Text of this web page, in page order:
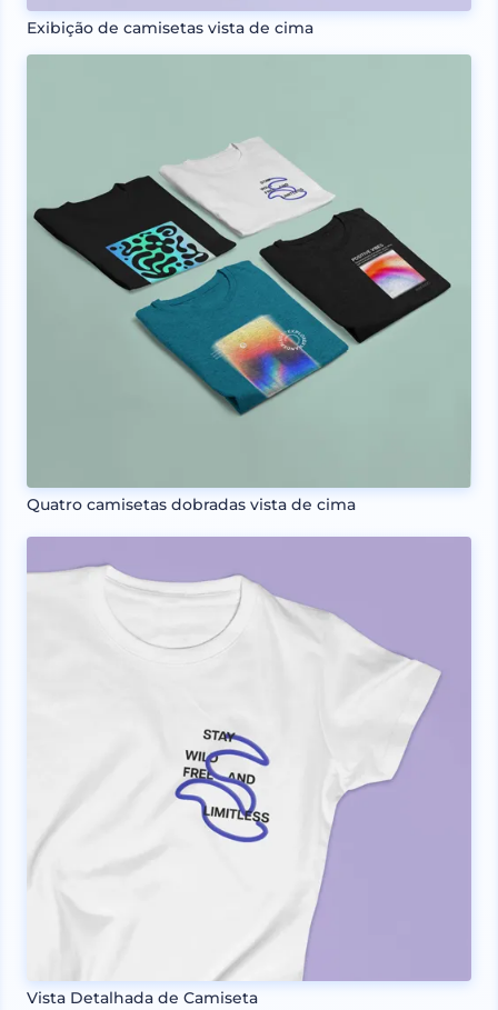
Exibição de camisetas vista de cima
Quatro camisetas dobradas vista de cima
Vista Detalhada de Camiseta